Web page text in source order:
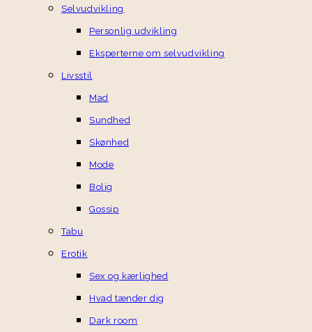
Selvudvikling
Personlig udvikling
Eksperterne om selvudvikling
Livsstil
Mad
Sundhed
Skønhed
Mode
Bolig
Gossip
Tabu
Erotik
Sex og kærlighed
Hvad tænder dig
Dark room